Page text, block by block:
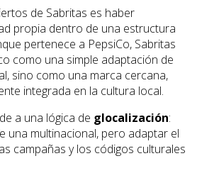
de Sabritas es haber
propia dentro de una estructura
pertenece a PepsiCo, Sabritas
como una simple adaptación de
sino como una marca cercana,
integrada en la cultura local.
a una lógica de glocalización:
una multinacional, pero adaptar el
campañas y los códigos culturales